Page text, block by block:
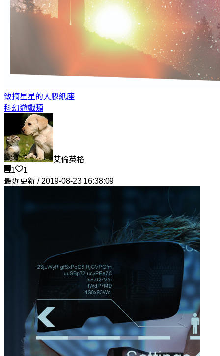
致摘星星的人 膠紙座
科幻遊戲類
艾倫英格
1
1
最近更新 / 2019-08-23 16:38:09